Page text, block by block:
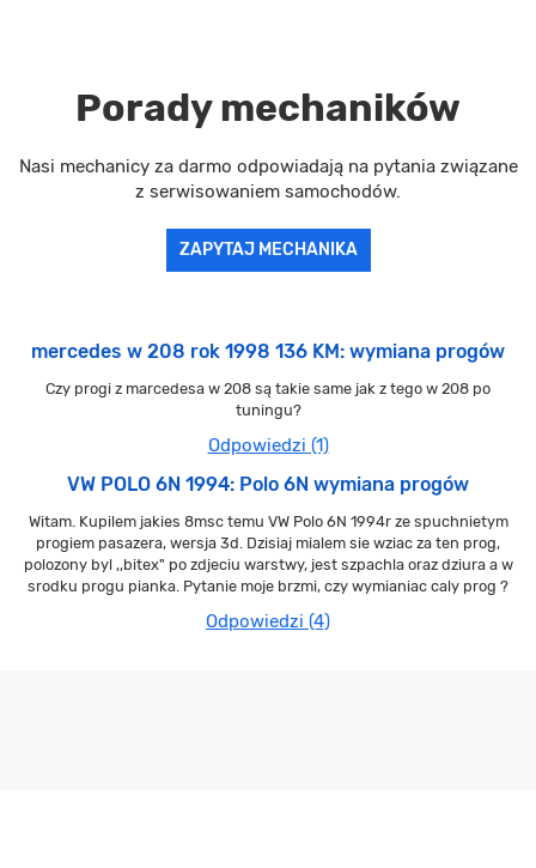
Porady mechaników
Nasi mechanicy za darmo odpowiadają na pytania związane
z serwisowaniem samochodów.
ZAPYTAJ MECHANIKA
mercedes w 208 rok 1998 136 KM: wymiana progów
Czy progi z marcedesa w 208 są takie same jak z tego w 208 po
tuningu?
Odpowiedzi (1)
VW POLO 6N 1994: Polo 6N wymiana progów
Witam. Kupilem jakies 8msc temu VW Polo 6N 1994r ze spuchnietym
progiem pasazera, wersja 3d. Dzisiaj mialem sie wziac za ten prog,
polozony byl ,,bitex" po zdjeciu warstwy, jest szpachla oraz dziura a w
srodku progu pianka. Pytanie moje brzmi, czy wymianiac caly prog ?
Odpowiedzi (4)